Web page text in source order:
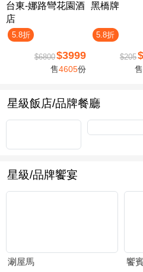
台東-娜路彎花園酒
店
5.8折
$6800$3999
售4605份
黑橋牌
5.8折
$205
售
星級飯店/品牌餐廳
星級/品牌饗宴
涮屋馬 饗